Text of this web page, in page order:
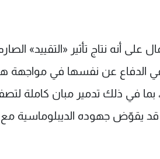
أنه نتاج تأثير «التقييد»
في الدفاع عن نفسها في مواجهة
بما في ذلك تدمير مبان كاملة
قد يقوّض جهوده الديبلوماسية مع